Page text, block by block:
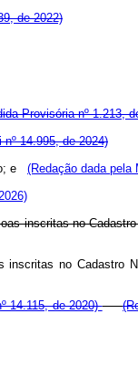
de 2022)
Provisória nº 1.213,
nº 14.995, de 2024)
e (Redação dada pela
inscritas no
no Cadastro
14.115, de 2020)